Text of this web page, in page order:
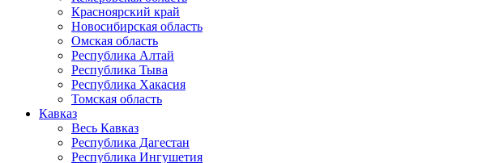
Красноярский край
Новосибирская область
Омская область
Республика Алтай
Республика Тыва
Республика Хакасия
Томская область
Кавказ
Весь Кавказ
Республика Дагестан
Республика Ингушетия